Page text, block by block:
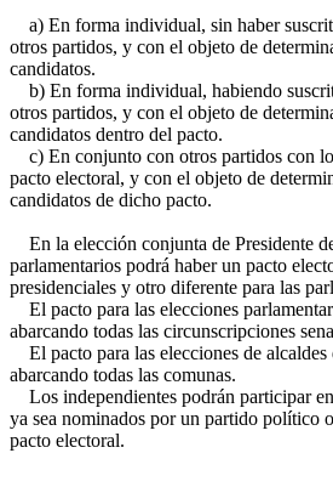
a) En forma individual, sin haber
otros partidos, y con el objeto de
candidatos.
b) En forma individual, habiendo
otros partidos, y con el objeto de
candidatos dentro del pacto.
c) En conjunto con otros partidos con
pacto electoral, y con el objeto de
candidatos de dicho pacto.
En la elección conjunta de Presidente
parlamentarios podrá haber un pacto
presidenciales y otro diferente para las
El pacto para las elecciones
abarcando todas las circunscripciones
El pacto para las elecciones de alcaldes
abarcando todas las comunas.
Los independientes podrán participar
ya sea nominados por un partido político
pacto electoral.